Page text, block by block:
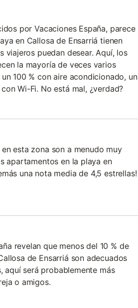
por Vacaciones España, parece
en Callosa de Ensarriá tienen
viajeros puedan desear. Aquí, los
la mayoría de veces varios
100 % con aire acondicionado, un
Wi-Fi. No está mal, ¿verdad?
esta zona son a menudo muy
apartamentos en la playa en
una nota media de 4,5 estrellas!
revelan que menos del 10 % de
de Ensarriá son adecuados
aquí será probablemente más
o amigos.